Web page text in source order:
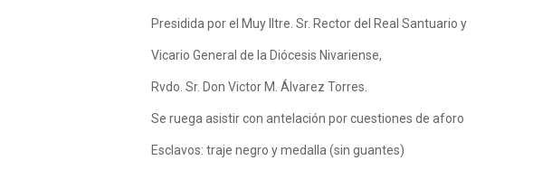
Presidida por el Muy Iltre. Sr. Rector del Real Santuario y
Vicario General de la Diócesis Nivariense,
Rvdo. Sr. Don Victor M. Álvarez Torres.
Se ruega asistir con antelación por cuestiones de aforo
Esclavos: traje negro y medalla (sin guantes)